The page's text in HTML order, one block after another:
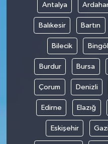
Antalya
Balıkesir Bartın
Bilecik Bingöl
Burdur Bursa
Çorum Denizli
Edirne Elazığ
Eskişehir